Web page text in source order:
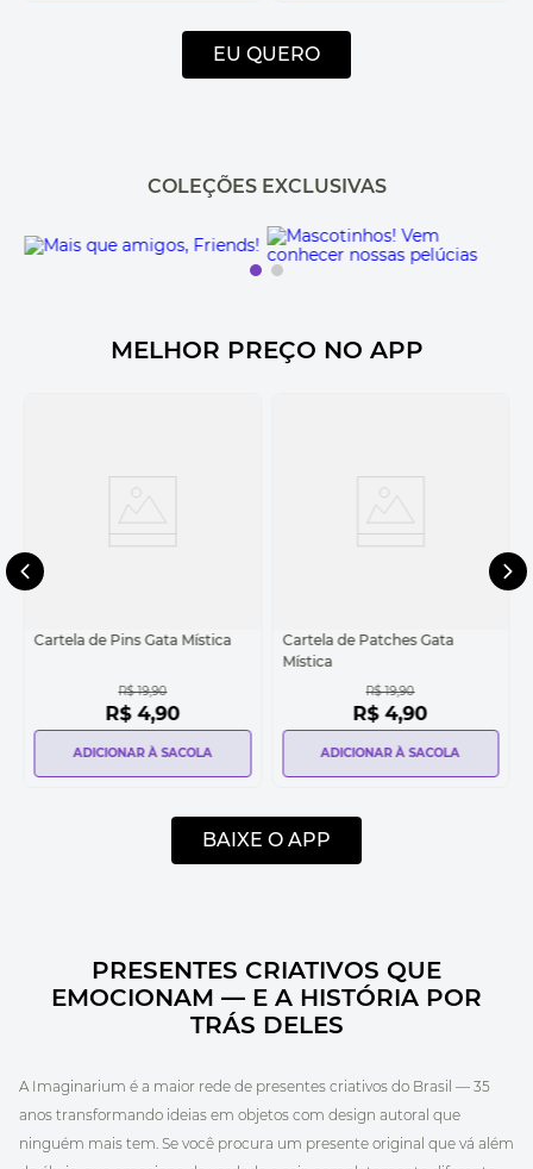
EU QUERO
COLEÇÕES EXCLUSIVAS
MELHOR PREÇO NO APP
Cartela de Pins Gata Mística
R$ 19,90
R$ 4,90
ADICIONAR À SACOLA
Cartela de Patches Gata
Mística
R$ 19,90
R$ 4,90
ADICIONAR À SACOLA
BAIXE O APP
PRESENTES CRIATIVOS QUE
EMOCIONAM — E A HISTÓRIA POR
TRÁS DELES
A Imaginarium é a maior rede de presentes criativos do Brasil — 35
anos transformando ideias em objetos com design autoral que
ninguém mais tem. Se você procura um presente original que vá além